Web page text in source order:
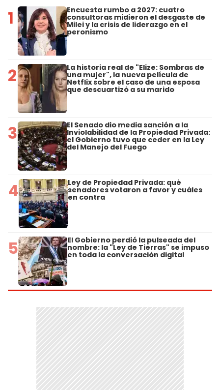
1 Encuesta rumbo a 2027: cuatro
consultoras midieron el desgaste de
Milei y la crisis de liderazgo en el
peronismo
2 La historia real de "Elize: Sombras de
una mujer", la nueva película de
Netflix sobre el caso de una esposa
que descuartizó a su marido
3 El Senado dio media sanción a la
Inviolabilidad de la Propiedad Privada:
el Gobierno tuvo que ceder en la Ley
del Manejo del Fuego
4 Ley de Propiedad Privada: qué
senadores votaron a favor y cuáles
en contra
5 El Gobierno perdió la pulseada del
nombre: la "Ley de Tierras" se impuso
en toda la conversación digital